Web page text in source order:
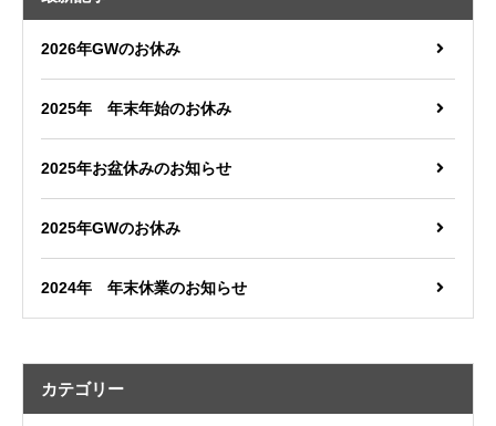
2026年GWのお休み
2025年 年末年始のお休み
2025年お盆休みのお知らせ
2025年GWのお休み
2024年 年末休業のお知らせ
カテゴリー